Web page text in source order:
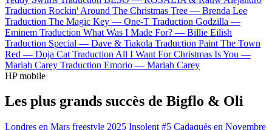
Traduction Rockin' Around The Christmas Tree — Brenda Lee
Traduction The Magic Key — One-T Traduction Godzilla —
Eminem Traduction What Was I Made For? — Billie Eilish
Traduction Special — Dave & Tiakola Traduction Paint The Town
Red — Doja Cat Traduction All I Want For Christmas Is You —
Mariah Carey Traduction Emorio — Mariah Carey
HP mobile
Les plus grands succès de Bigflo & Oli
Londres en Mars freestyle 2025 Insolent #5 Cadaqués en Novembre